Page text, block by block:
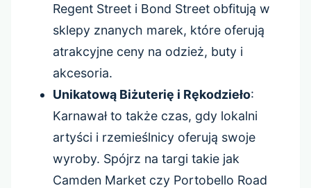
Regent Street i Bond Street obfitują w
sklepy znanych marek, które oferują
atrakcyjne ceny na odzież, buty i
akcesoria.
Unikatową Biżuterię i Rękodzieło:
Karnawał to także czas, gdy lokalni
artyści i rzemieślnicy oferują swoje
wyroby. Spójrz na targi takie jak
Camden Market czy Portobello Road